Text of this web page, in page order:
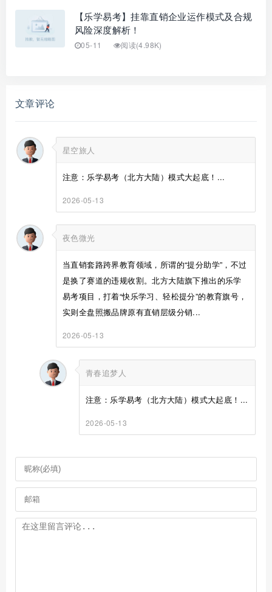
【乐学易考】挂靠直销企业运作模式及合规
风险深度解析！
05-11 阅读(4.98K)
文章评论
星空旅人
注意：乐学易考（北方大陆）模式大起底！...
2026-05-13
夜色微光
当直销套路跨界教育领域，所谓的“提分助学”，不过
是换了赛道的违规收割。北方大陆旗下推出的乐学
易考项目，打着“快乐学习、轻松提分”的教育旗号，
实则全盘照搬品牌原有直销层级分销...
2026-05-13
青春追梦人
注意：乐学易考（北方大陆）模式大起底！...
2026-05-13